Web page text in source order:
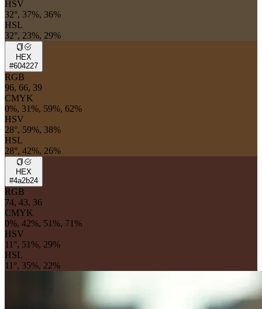
HSV
32°, 37%, 36%
HSL
32°, 23%, 29%
HEX
#604227
RGB
96, 66, 39
CMYK
0%, 31%, 59%, 62%
HSV
28°, 59%, 38%
HSL
28°, 42%, 26%
HEX
#4a2b24
RGB
74, 43, 36
CMYK
0%, 42%, 51%, 71%
HSV
11°, 51%, 29%
HSL
11°, 35%, 22%